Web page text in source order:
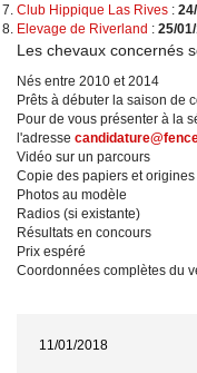
Club Hippique Las Rives :
Elevage de Riverland : 25/
Les chevaux concernés
Nés entre 2010 et 2014
Prêts à débuter la saison de
Pour de vous présenter à la
l'adresse
Vidéo sur un parcours
Copie des papiers et origines
Photos au modèle
Radios (si existante)
Résultats en concours
Prix espéré
Coordonnées complètes du
11/01/2018